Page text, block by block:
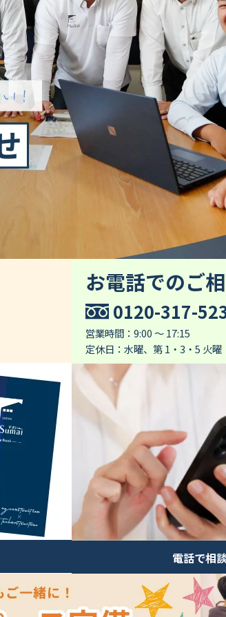
お電話でのご
0120-317-
営業時間：9:00 ～ 17:15
定休日：水曜、第 1・3・5 火曜
電話で相